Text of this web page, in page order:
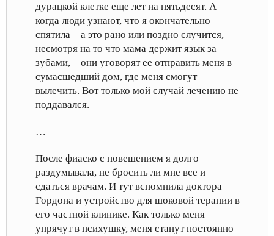
дурацкой клетке еще лет на пятьдесят. А
когда люди узнают, что я окончательно
спятила – а это рано или поздно случится,
несмотря на то что мама держит язык за
зубами, – они уговорят ее отправить меня в
сумасшедший дом, где меня смогут
вылечить. Вот только мой случай лечению не
поддавался.
…
После фиаско с повешением я долго
раздумывала, не бросить ли мне все и
сдаться врачам. И тут вспомнила доктора
Гордона и устройство для шоковой терапии в
его частной клинике. Как только меня
упрячут в психушку, меня станут постоянно